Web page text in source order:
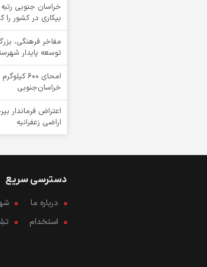
خراسان جنوبی
بیکاری در کشور
مفاخر فرهنگی،
توسعه پایدار
امحای
خراسان‌جنوبی
اعتراض فرماندار
اراضی زعفرانیه
دسترسی سریع
درباره ما
استخدام